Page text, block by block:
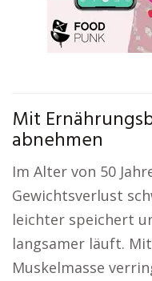
Mit
abnehmen
Im Alter von 50
Gewichtsverlust
leichter speichert
langsamer läuft.
Muskelmasse